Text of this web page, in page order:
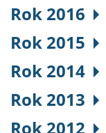
Rok 2016
Rok 2015
Rok 2014
Rok 2013
Rok 2012